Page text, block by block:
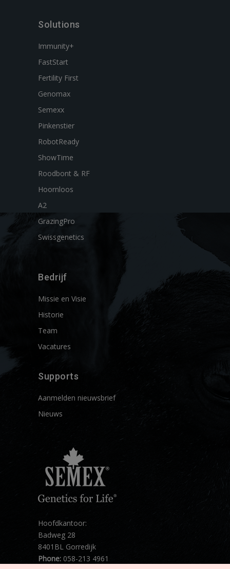
Solutions
Immunity+
FastStart
Fertility First
Genomax
Semexx
Pinkenstier
RobotReady
ShowTime
Roodbont & RF
Hoornloos
A2
GrazingPro
Swissgenetics
Bedrijf
Missie en Visie
Historie
Team
Vacatures
Supports
Aanmelden nieuwsbrief
Nieuws
Hoofdkantoor:
Badweg 28
8401BL Gorredijk
Phone: 058-213 4961